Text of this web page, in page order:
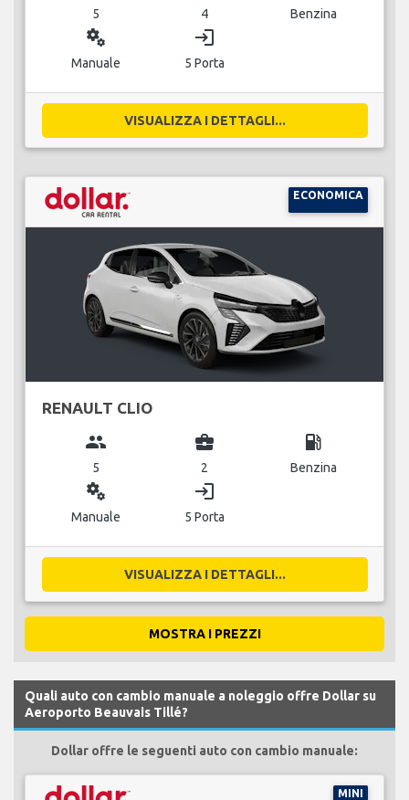
5 4 Benzina
miscellaneous_services
Manuale
login
5 Porta
VISUALIZZA I DETTAGLI...
ECONOMICA
RENAULT CLIO
group
5
business_center
2
local_gas_station
Benzina
miscellaneous_services
Manuale
login
5 Porta
VISUALIZZA I DETTAGLI...
MOSTRA I PREZZI
Quali auto con cambio manuale a noleggio offre Dollar su
Aeroporto Beauvais Tillé?
Dollar offre le seguenti auto con cambio manuale:
MINI